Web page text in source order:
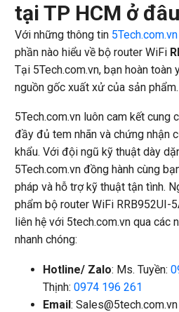
tại TP HCM ở
Với những thông tin 5Tech.com.vn
phần nào hiểu về bộ router WiFi
Tại 5Tech.com.vn, bạn hoàn
nguồn gốc xuất xử của sản phẩm.
5Tech.com.vn luôn cam kết cung
đầy đủ tem nhãn và chứng nhận
khẩu. Với đội ngũ kỹ thuật dày
5Tech.com.vn đồng hành cùng
pháp và hỗ trợ kỹ thuật tận tình.
phẩm bộ router WiFi RRB952UI-
liên hệ với 5tech.com.vn qua các
nhanh chóng:
Hotline/ Zalo: Ms. Tuyền:
Thịnh: 0974 196 261
Email: Sales@5tech.com.vn